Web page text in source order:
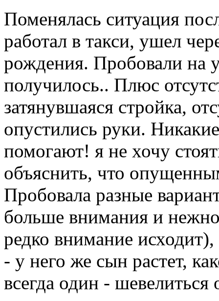
Поменялась ситуация
работал в такси, ушел
рождения. Пробовали на
получилось.. Плюс
затянувшаяся стройка,
опустились руки.
помогают! я не хочу
объяснить, что
Пробовала разные
больше внимания и
редко внимание исходит),
- у него же сын растет,
всегда один - шевелиться